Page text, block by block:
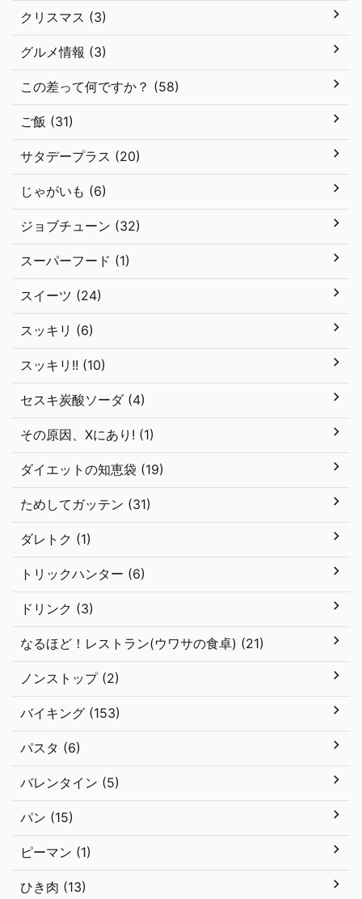
クリスマス (3)
グルメ情報 (3)
この差って何ですか？ (58)
ご飯 (31)
サタデープラス (20)
じゃがいも (6)
ジョブチューン (32)
スーパーフード (1)
スイーツ (24)
スッキリ (6)
スッキリ!! (10)
セスキ炭酸ソーダ (4)
その原因、Xにあり! (1)
ダイエットの知恵袋 (19)
ためしてガッテン (31)
ダレトク (1)
トリックハンター (6)
ドリンク (3)
なるほど！レストラン(ウワサの食卓) (21)
ノンストップ (2)
バイキング (153)
パスタ (6)
バレンタイン (5)
パン (15)
ピーマン (1)
ひき肉 (13)